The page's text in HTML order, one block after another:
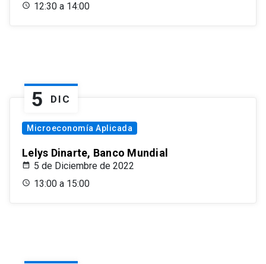
12:30 a 14:00
5 DIC
Microeconomía Aplicada
Lelys Dinarte, Banco Mundial
5 de Diciembre de 2022
13:00 a 15:00